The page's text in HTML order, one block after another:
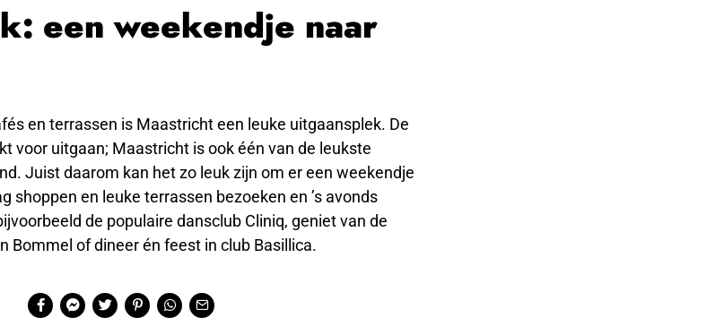
een weekendje naar
en terrassen is Maastricht een leuke uitgaansplek. De
voor uitgaan; Maastricht is ook één van de leukste
Juist daarom kan het zo leuk zijn om er een weekendje
shoppen en leuke terrassen bezoeken en ’s avonds
de populaire dansclub Cliniq, geniet van de
Bommel of dineer én feest in club Basillica.